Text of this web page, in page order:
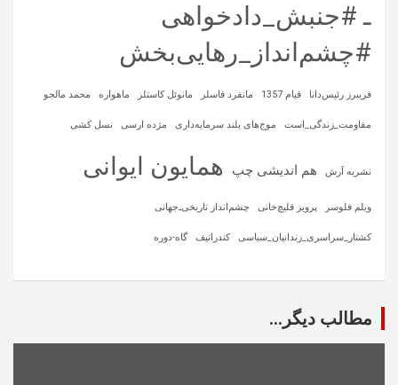
ـ #جنبش_دادخواهی
#چشم‌انداز_رهایی‌بخش
فریبرز رئیس‌دانا قیام 1357 مانفرد فاسلر مانوئل کاستلز ماهواره‌ محمد مالجو
مقاومت_زندگی_است موج‌های بلند سرمایه‌داری مژده ارسی نسل کشی
نشریه آرش هم اندیشی چپ همایون ایوانی
ویلم فلوسر پرویز قلیچ‌خانی چشم‌انداز تاریخی‌ـ‌جهانی
کشتار_سراسری_زندانیان_سیاسی کندراتیف گاه-دوره
مطالب دیگر...